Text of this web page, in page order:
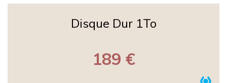
Disque Dur 1To
189 €